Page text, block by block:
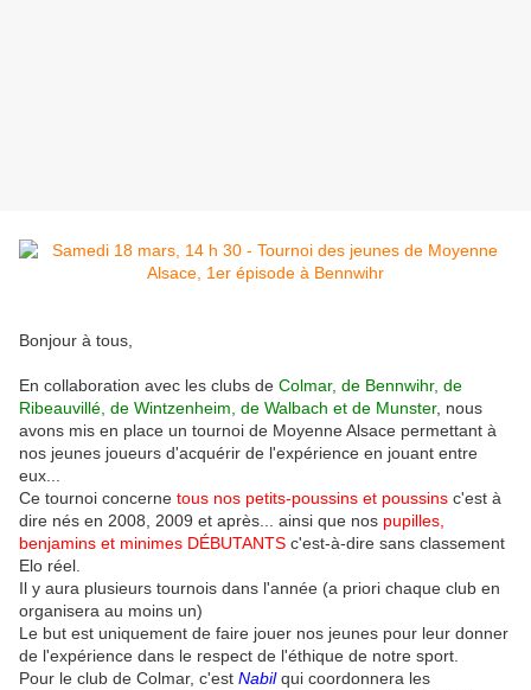
Bonjour à tous,
En collaboration avec les clubs de Colmar, de Bennwihr, de
Ribeauvillé, de Wintzenheim, de Walbach et de Munster, nous
avons mis en place un tournoi de Moyenne Alsace permettant à
nos jeunes joueurs d'acquérir de l'expérience en jouant entre
eux...
Ce tournoi concerne tous nos petits-poussins et poussins c'est à
dire nés en 2008, 2009 et après... ainsi que nos pupilles,
benjamins et minimes DÉBUTANTS c'est-à-dire sans classement
Elo réel.
Il y aura plusieurs tournois dans l'année (a priori chaque club en
organisera au moins un)
Le but est uniquement de faire jouer nos jeunes pour leur donner
de l'expérience dans le respect de l'éthique de notre sport.
Pour le club de Colmar, c'est Nabilqui coordonnera les